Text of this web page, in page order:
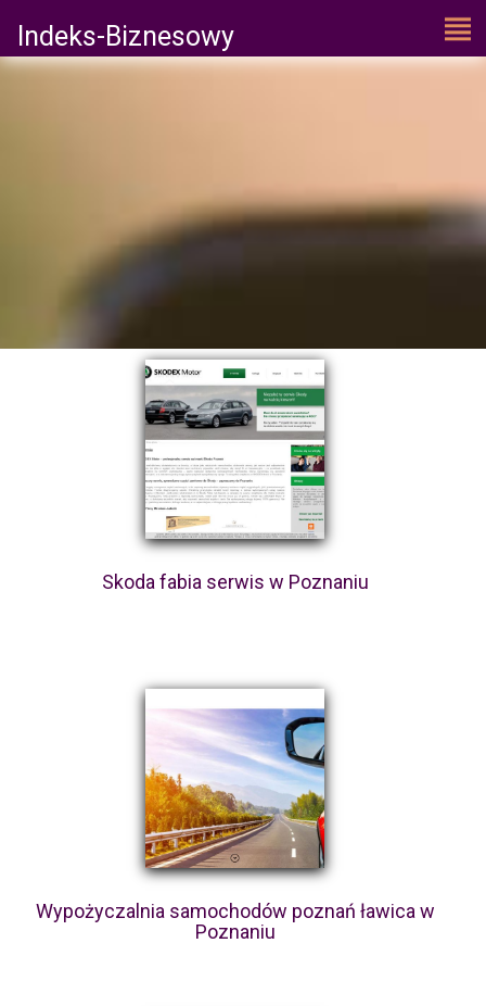
Indeks-Biznesowy
Skoda fabia serwis w Poznaniu
Wypożyczalnia samochodów poznań ławica w
Poznaniu